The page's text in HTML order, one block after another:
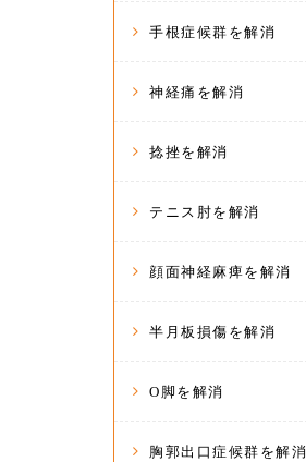
手根症候群を解消
神経痛を解消
捻挫を解消
テニス肘を解消
顔面神経麻痺を解消
半月板損傷を解消
O脚を解消
胸郭出口症候群を解消